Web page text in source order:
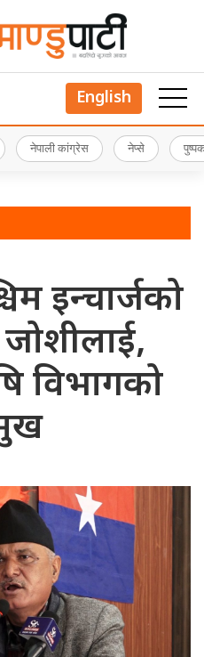
English
नेपाली कांग्रेस नेप्से
इन्चार्जको
जोशीलाई,
विभागको